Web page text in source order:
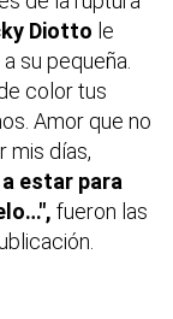
Diotto le
su pequeña.
color tus
Amor que no
mis días,
estar para
fueron las